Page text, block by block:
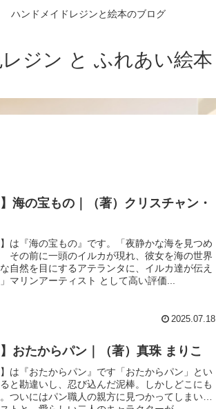
ハンドメイドレジンと絵本のブログ
ジン と ふれあい絵本
海の宝もの｜（著）クリスチャン・
は『海の宝もの』です。「夜静かな海を見つめ
その前に一頭のイルカが現れ、彼女を海の世界
自然を目にするアテランタに、イルカ達が伝え
マリンアーティスト として高い評価...
2025.07.18
】おたからパン｜（著）真珠 まりこ
は『おたからパン』です「おたからパン」とい
と勘違いし、忍び込んだ泥棒。しかしどこにも
ついにはパン職人の親方に見つかってしまい…